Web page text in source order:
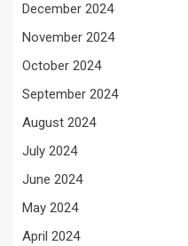
December 2024
November 2024
October 2024
September 2024
August 2024
July 2024
June 2024
May 2024
April 2024